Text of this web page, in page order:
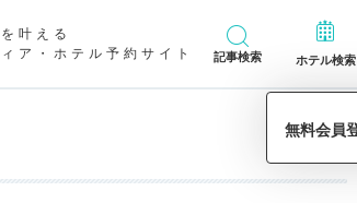
叶える
ア・ホテル予約サイト
記事検索 ホテル検索